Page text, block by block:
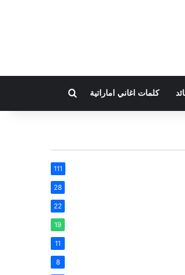
كلمات اغاني اماراتية
111
28
22
19
11
8